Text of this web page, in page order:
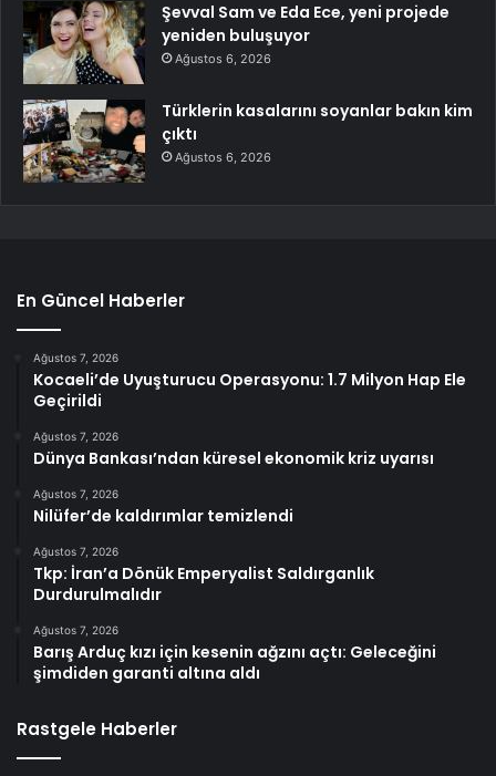
Şevval Sam ve Eda Ece, yeni projede
yeniden buluşuyor
Ağustos 6, 2026
Türklerin kasalarını soyanlar bakın kim
çıktı
Ağustos 6, 2026
En Güncel Haberler
Ağustos 7, 2026
Kocaeli’de Uyuşturucu Operasyonu: 1.7 Milyon Hap Ele
Geçirildi
Ağustos 7, 2026
Dünya Bankası’ndan küresel ekonomik kriz uyarısı
Ağustos 7, 2026
Nilüfer’de kaldırımlar temizlendi
Ağustos 7, 2026
Tkp: İran’a Dönük Emperyalist Saldırganlık
Durdurulmalıdır
Ağustos 7, 2026
Barış Arduç kızı için kesenin ağzını açtı: Geleceğini
şimdiden garanti altına aldı
Rastgele Haberler